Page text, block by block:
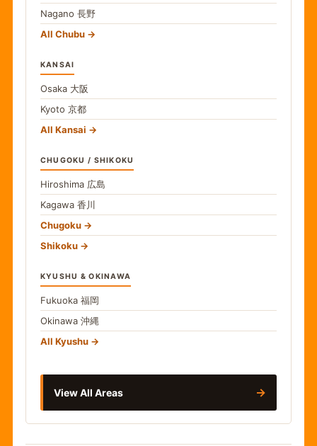
Nagano 長野
All Chubu
KANSAI
Osaka 大阪
Kyoto 京都
All Kansai
CHUGOKU / SHIKOKU
Hiroshima 広島
Kagawa 香川
Chugoku
Shikoku
KYUSHU & OKINAWA
Fukuoka 福岡
Okinawa 沖縄
All Kyushu
View All Areas →